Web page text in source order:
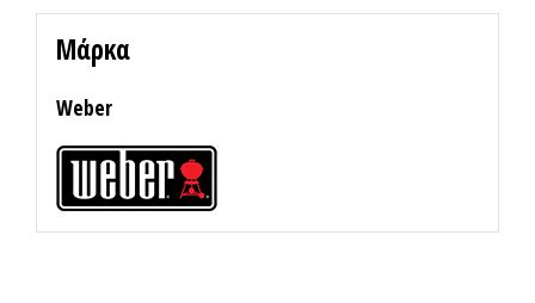
Μάρκα
Weber